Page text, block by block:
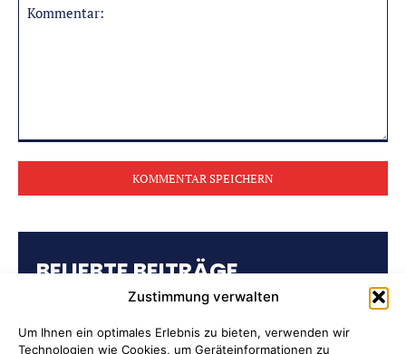
Zustimmung verwalten
Um Ihnen ein optimales Erlebnis zu bieten, verwenden wir
Technologien wie Cookies, um Geräteinformationen zu
BELIEBTE BEITRÄGE
Kulturring Attendorn präsentiert
Kultursaison 2026/2027